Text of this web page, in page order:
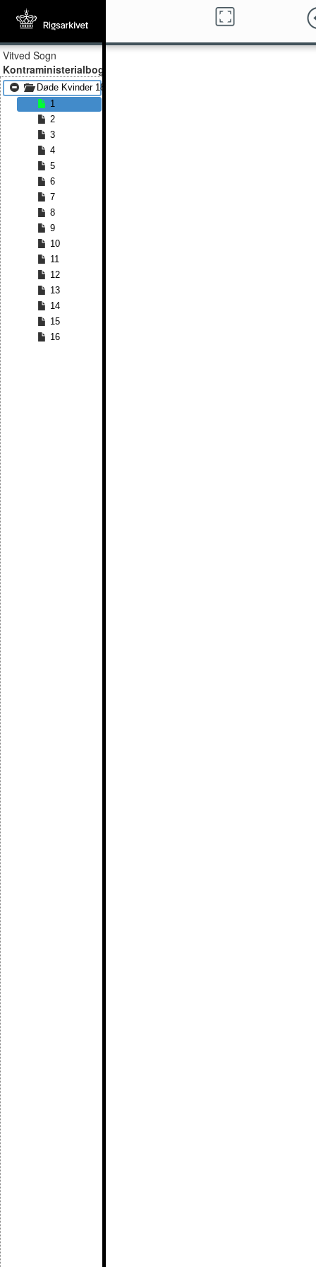
Vitved Sogn
Kontraministerialbog
Døde Kvinder 1860 - Døde Kvinder 1891
1
2
3
4
5
6
7
8
9
10
11
12
13
14
15
16